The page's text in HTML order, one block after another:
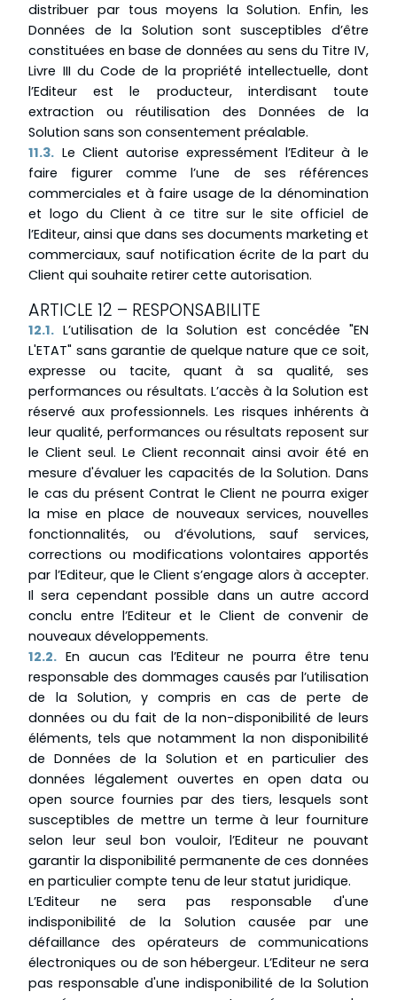
distribuer par tous moyens la Solution. Enfin, les
Données de la Solution sont susceptibles d’être
constituées en base de données au sens du Titre IV,
Livre III du Code de la propriété intellectuelle, dont
l’Editeur est le producteur, interdisant toute
extraction ou réutilisation des Données de la
Solution sans son consentement préalable.
11.3. Le Client autorise expressément l’Editeur à le
faire figurer comme l’une de ses références
commerciales et à faire usage de la dénomination
et logo du Client à ce titre sur le site officiel de
l’Editeur, ainsi que dans ses documents marketing et
commerciaux, sauf notification écrite de la part du
Client qui souhaite retirer cette autorisation.
ARTICLE 12 – RESPONSABILITE
12.1. L’utilisation de la Solution est concédée "EN
L'ETAT" sans garantie de quelque nature que ce soit,
expresse ou tacite, quant à sa qualité, ses
performances ou résultats. L’accès à la Solution est
réservé aux professionnels. Les risques inhérents à
leur qualité, performances ou résultats reposent sur
le Client seul. Le Client reconnait ainsi avoir été en
mesure d'évaluer les capacités de la Solution. Dans
le cas du présent Contrat le Client ne pourra exiger
la mise en place de nouveaux services, nouvelles
fonctionnalités, ou d’évolutions, sauf services,
corrections ou modifications volontaires apportés
par l’Editeur, que le Client s’engage alors à accepter.
Il sera cependant possible dans un autre accord
conclu entre l’Editeur et le Client de convenir de
nouveaux développements.
12.2. En aucun cas l’Editeur ne pourra être tenu
responsable des dommages causés par l’utilisation
de la Solution, y compris en cas de perte de
données ou du fait de la non-disponibilité de leurs
éléments, tels que notamment la non disponibilité
de Données de la Solution et en particulier des
données légalement ouvertes en open data ou
open source fournies par des tiers, lesquels sont
susceptibles de mettre un terme à leur fourniture
selon leur seul bon vouloir, l’Editeur ne pouvant
garantir la disponibilité permanente de ces données
en particulier compte tenu de leur statut juridique.
L’Editeur ne sera pas responsable d'une
indisponibilité de la Solution causée par une
défaillance des opérateurs de communications
électroniques ou de son hébergeur. L’Editeur ne sera
pas responsable d'une indisponibilité de la Solution